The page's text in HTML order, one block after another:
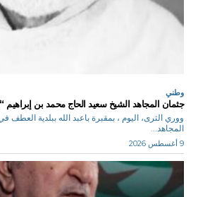
وطني
جثمان المجاهد الشيخ سعيد الحاج محمد بن إبراهيم
ووري الثرى، اليوم ، بمقبرة باعبد الله ببلدية العطف
المجاهد...
9 أغسطس 2026